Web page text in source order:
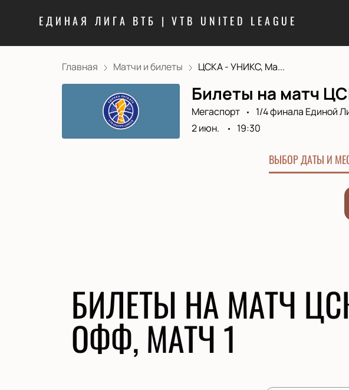
ЕДИНАЯ ЛИГА ВТБ | VTB UNITED LEAGUE
Главная Матчи и билеты ЦСКА - УНИКС, Ма...
Билеты на матч
Мегаспорт 1/4 финала Единой
2 июн.
19:30
ВЫБОР ДАТЫ И
БИЛЕТЫ НА МАТЧ
ОФФ, МАТЧ 1